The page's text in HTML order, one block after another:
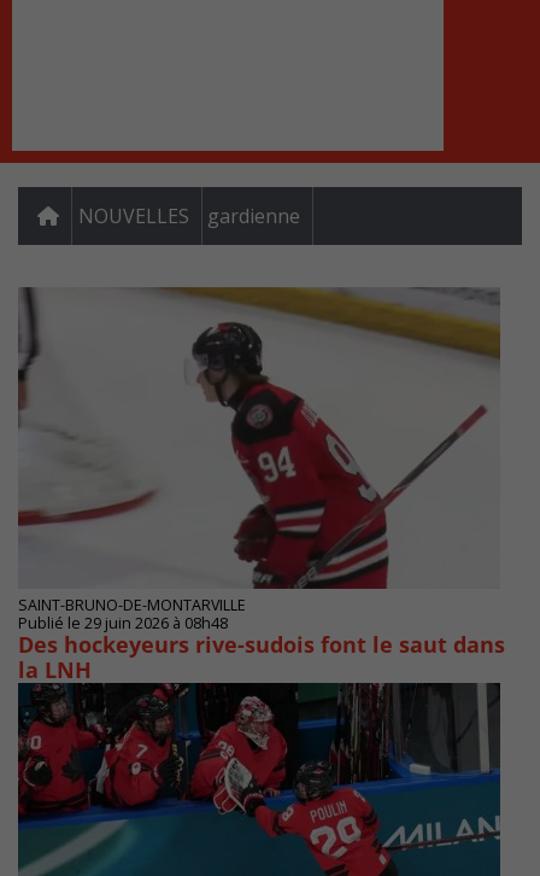
NOUVELLES gardienne
SAINT-BRUNO-DE-MONTARVILLE
Publié le 29 juin 2026 à 08h48
Des hockeyeurs rive-sudois font le saut dans
la LNH